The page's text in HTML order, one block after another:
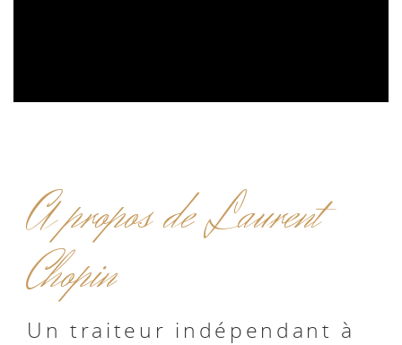
A propos de Laurent
Chopin
Un traiteur indépendant à